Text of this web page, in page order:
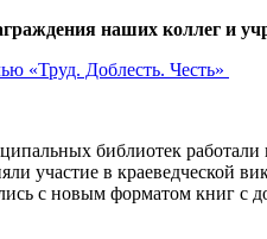
наших коллег и
«Труд. Доблесть. Честь»
библиотек работали
участие в краеведческой
с новым форматом книг с